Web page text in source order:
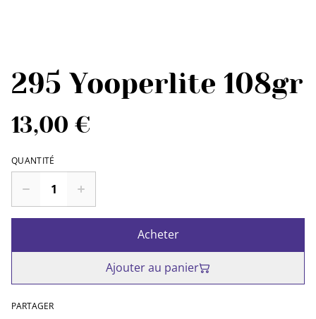
295 Yooperlite 108gr
13,00 €
QUANTITÉ
Acheter
Ajouter au panier
PARTAGER